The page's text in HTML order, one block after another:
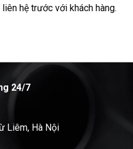
liên hệ trước với khách hàng.
24/7
Liêm, Hà Nội